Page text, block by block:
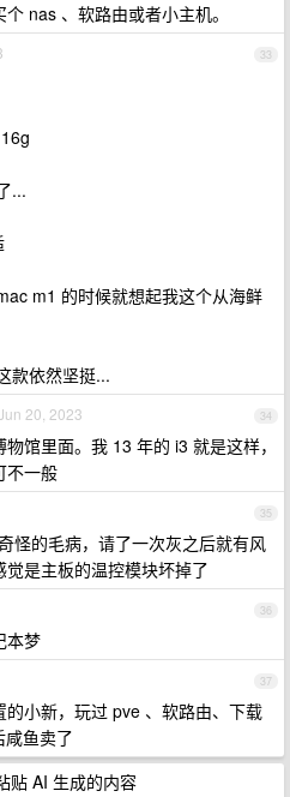
nas 、软路由或者小主机。
33
...
m1 的时候就想起我这个从海鲜
款依然坚挺...
34
20, 2023
馆里面。我 13 年的 i3 就是这样，
不一般
35
的毛病，请了一次灰之后就有风
是主板的温控模块坏掉了
36
本梦
37
小新，玩过 pve 、软路由、下载
鱼卖了
贴 AI 生成的内容